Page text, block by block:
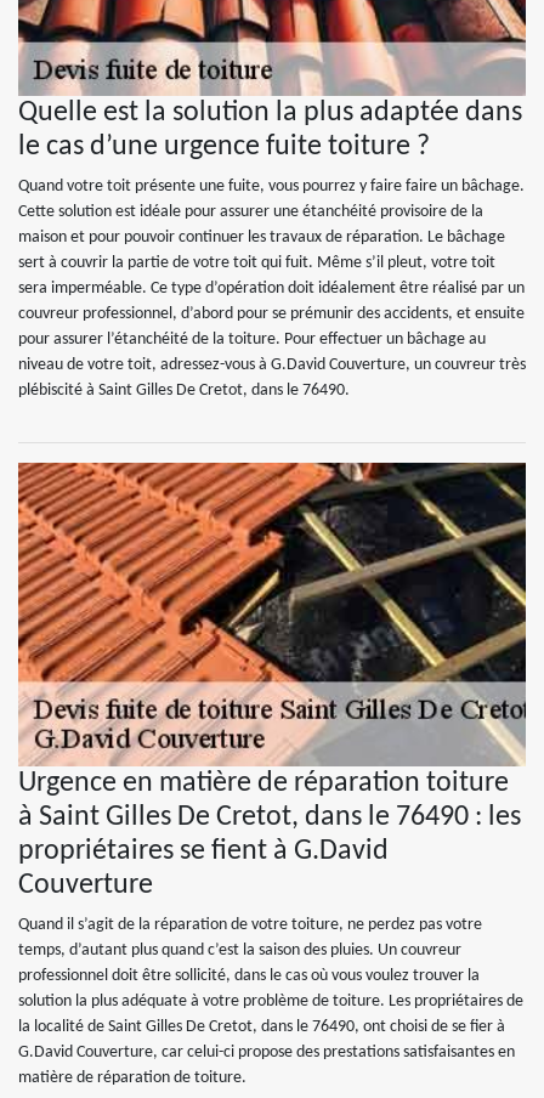
Quelle est la solution la plus adaptée dans
le cas d’une urgence fuite toiture ?
Quand votre toit présente une fuite, vous pourrez y faire faire un bâchage.
Cette solution est idéale pour assurer une étanchéité provisoire de la
maison et pour pouvoir continuer les travaux de réparation. Le bâchage
sert à couvrir la partie de votre toit qui fuit. Même s’il pleut, votre toit
sera imperméable. Ce type d’opération doit idéalement être réalisé par un
couvreur professionnel, d’abord pour se prémunir des accidents, et ensuite
pour assurer l’étanchéité de la toiture. Pour effectuer un bâchage au
niveau de votre toit, adressez-vous à G.David Couverture, un couvreur très
plébiscité à Saint Gilles De Cretot, dans le 76490.
Urgence en matière de réparation toiture
à Saint Gilles De Cretot, dans le 76490 : les
propriétaires se fient à G.David
Couverture
Quand il s’agit de la réparation de votre toiture, ne perdez pas votre
temps, d’autant plus quand c’est la saison des pluies. Un couvreur
professionnel doit être sollicité, dans le cas où vous voulez trouver la
solution la plus adéquate à votre problème de toiture. Les propriétaires de
la localité de Saint Gilles De Cretot, dans le 76490, ont choisi de se fier à
G.David Couverture, car celui-ci propose des prestations satisfaisantes en
matière de réparation de toiture.